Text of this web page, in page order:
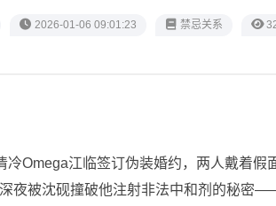
2026-01-06 09:01:23 禁忌关系
Omega江临签订伪装婚约，两人戴着假
夜被沈砚撞破他注射非法中和剂的秘密